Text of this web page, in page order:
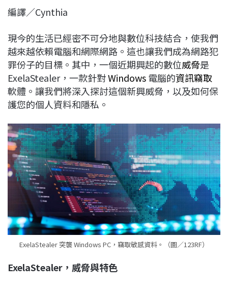
c
b
o
o
k
n
a
d
s
e
d
I
n
L
i
n
k
編譯／Cynthia
現今的生活已經密不可分地與數位科技結合，使我們
越來越依賴電腦和網際網路。這也讓我們成為網路犯
罪份子的目標。其中，一個近期興起的數位威脅是
ExelaStealer，一款針對Windows電腦的資訊竊取
軟體。讓我們將深入探討這個新興威脅，以及如何保
護您的個人資料和隱私。
ExelaStealer 突襲 Windows PC，竊取敏感資料。（圖／123RF）
ExelaStealer ，威脅與特色